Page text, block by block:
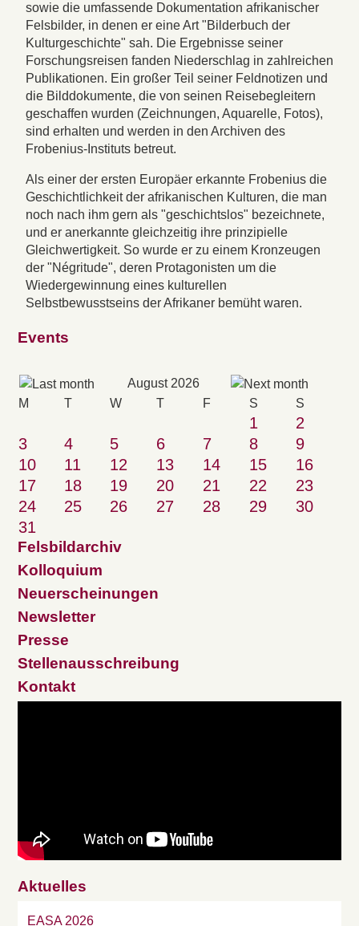
sowie die umfassende Dokumentation afrikanischer
Felsbilder, in denen er eine Art "Bilderbuch der
Kulturgeschichte" sah. Die Ergebnisse seiner
Forschungsreisen fanden Niederschlag in zahlreichen
Publikationen. Ein großer Teil seiner Feldnotizen und
die Bilddokumente, die von seinen Reisebegleitern
geschaffen wurden (Zeichnungen, Aquarelle, Fotos),
sind erhalten und werden in den Archiven des
Frobenius-Instituts betreut.
Als einer der ersten Europäer erkannte Frobenius die
Geschichtlichkeit der afrikanischen Kulturen, die man
noch nach ihm gern als "geschichtslos" bezeichnete,
und er anerkannte gleichzeitig ihre prinzipielle
Gleichwertigkeit. So wurde er zu einem Kronzeugen
der "Négritude", deren Protagonisten um die
Wiedergewinnung eines kulturellen
Selbstbewusstseins der Afrikaner bemüht waren.
Events
August 2026
M T W T F S S
1
2
3
4 5 6 7 8
9
10
11 12 13 14 15
16
17
18 19 20 21 22
23
24
25 26 27 28 29
30
31
Felsbildarchiv
Kolloquium
Neuerscheinungen
Newsletter
Presse
Stellenausschreibung
Kontakt
Aktuelles
EASA 2026